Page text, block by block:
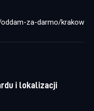
za-darmo/krakow
i lokalizacji